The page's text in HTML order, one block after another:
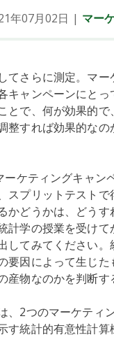
年07月02日 | マー
てさらに測定。マー
キャンペーンにとっ
とで、何が効果的
整すれば効果的な
ケティングキャン
スプリットテスト
かどうかは、どうす
計学の授業を受けて
してみてください。
要因によって生じ
産物なのかを判断す
、2つのマーケティ
す統計的有意性計算